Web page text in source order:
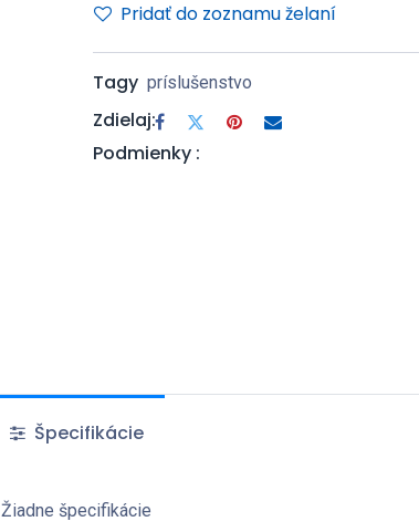
Pridať do zoznamu želaní
Tagy príslušenstvo
Zdielaj:
Podmienky :
Špecifikácie
Žiadne špecifikácie